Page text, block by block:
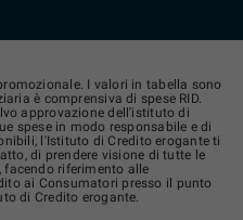
I valori in tabella sono
è comprensiva di spese RID.
approvazione dell'istituto di
spese in modo responsabile e di
l'Istituto di Credito erogante ti
di prendere visione di tutte le
riferimento alle
ai Consumatori presso il punto
di Credito erogante.